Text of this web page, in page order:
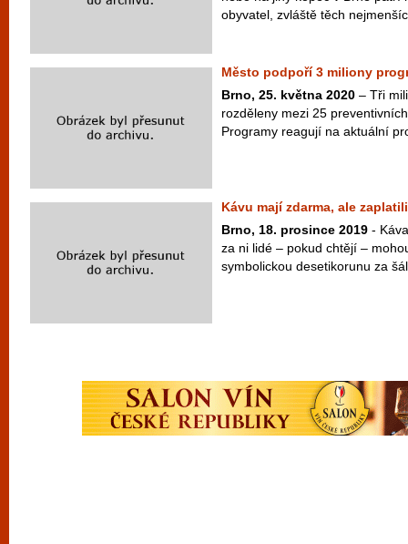
obyvatel, zvláště těch
Město podpoří 3 miliony
Brno, 25. května 2020 – Tři
rozděleny mezi 25
Programy reagují na aktuální
Kávu mají zdarma, ale
Brno, 18. prosince 2019 -
za ni lidé – pokud chtějí –
symbolickou desetikorunu za